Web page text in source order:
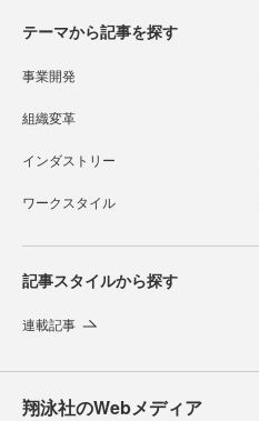
テーマから記事を探す
事業開発
組織変革
インダストリー
ワークスタイル
記事スタイルから探す
連載記事
翔泳社のWebメディア